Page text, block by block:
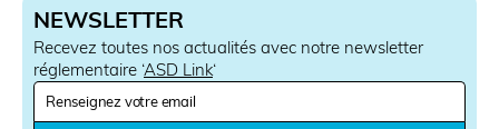
NEWSLETTER
Recevez toutes nos actualités avec notre newsletter
réglementaire ‘ASD Link‘
N